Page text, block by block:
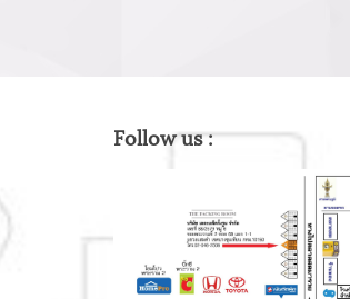
Follow us :